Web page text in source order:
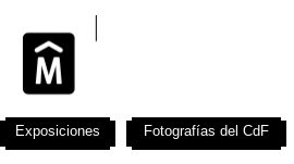
Exposiciones Fotografías del CdF